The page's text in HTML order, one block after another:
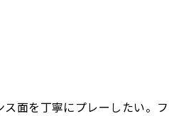
面を丁寧にプレーしたい。